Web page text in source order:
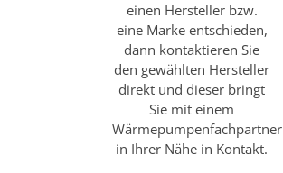
einen Hersteller bzw.
eine Marke entschieden,
dann kontaktieren Sie
den gewählten Hersteller
direkt und dieser bringt
Sie mit einem
Wärmepumpenfachpartner
in Ihrer Nähe in Kontakt.